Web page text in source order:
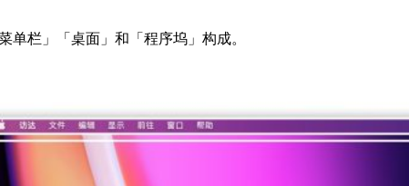
单栏」「桌面」和「程序坞」构成。